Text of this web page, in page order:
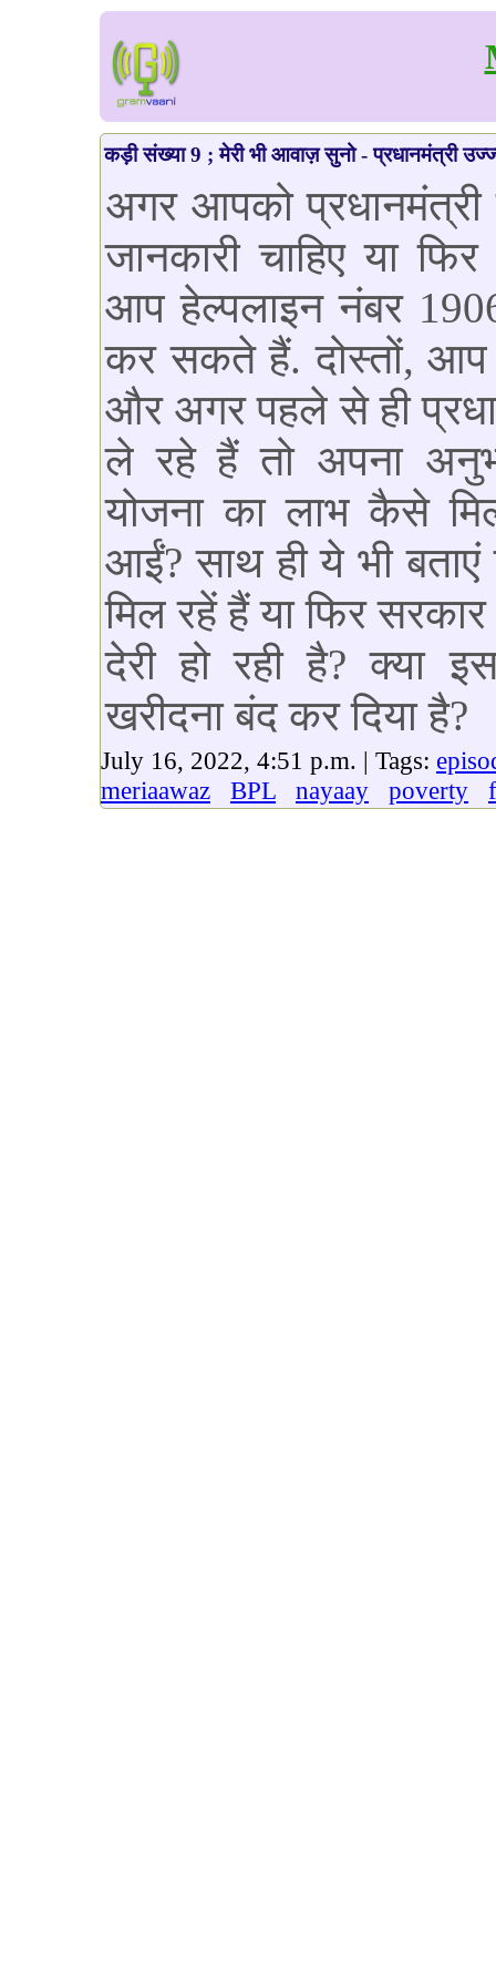
कड़ी संख्या 9 ; मेरी भी आवाज़ सुनो - प्रधानमंत्री
अगर आपको
जानकारी चाहिए या
आप हेल्पलाइन नंबर
कर सकते हैं. दोस्तों,
और अगर पहले से ही
ले रहे हैं तो अपना
योजना का लाभ कैसे
आईं? साथ ही ये भी
मिल रहें हैं या फिर
देरी हो रही है? क्या
खरीदना बंद कर दिया है?
July 16, 2022, 4:51 p.m. | Tags:
meriaawaz
BPL nayaay poverty